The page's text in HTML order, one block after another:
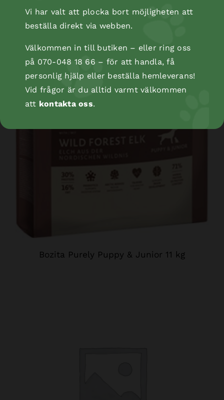
Bozita Purely Puppy & Junior 11 kg
Vi har valt att plocka bort möjligheten att
beställa direkt via webben.
Välkommen in till butiken – eller ring oss
på 070-048 18 66 – för att handla, få
personlig hjälp eller beställa hemleverans!
Vid frågor är du alltid varmt välkommen
att kontakta oss.